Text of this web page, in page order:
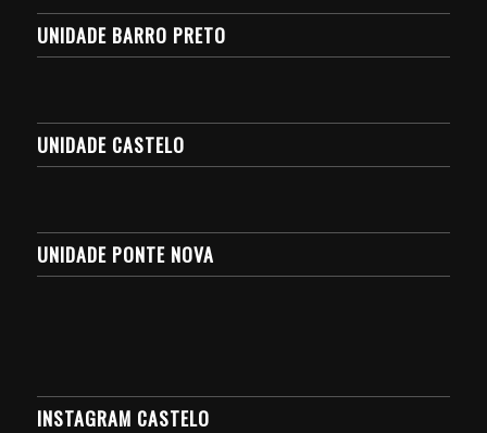
UNIDADE BARRO PRETO
UNIDADE CASTELO
UNIDADE PONTE NOVA
INSTAGRAM CASTELO